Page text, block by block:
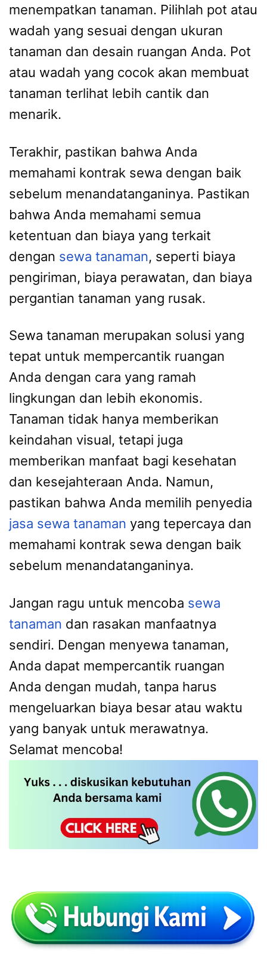
menempatkan tanaman. Pilihlah pot atau
wadah yang sesuai dengan ukuran
tanaman dan desain ruangan Anda. Pot
atau wadah yang cocok akan membuat
tanaman terlihat lebih cantik dan
menarik.
Terakhir, pastikan bahwa Anda
memahami kontrak sewa dengan baik
sebelum menandatanganinya. Pastikan
bahwa Anda memahami semua
ketentuan dan biaya yang terkait
dengan sewa tanaman, seperti biaya
pengiriman, biaya perawatan, dan biaya
pergantian tanaman yang rusak.
Sewa tanaman merupakan solusi yang
tepat untuk mempercantik ruangan
Anda dengan cara yang ramah
lingkungan dan lebih ekonomis.
Tanaman tidak hanya memberikan
keindahan visual, tetapi juga
memberikan manfaat bagi kesehatan
dan kesejahteraan Anda. Namun,
pastikan bahwa Anda memilih penyedia
jasa sewa tanaman yang tepercaya dan
memahami kontrak sewa dengan baik
sebelum menandatanganinya.
Jangan ragu untuk mencoba sewa
tanaman dan rasakan manfaatnya
sendiri. Dengan menyewa tanaman,
Anda dapat mempercantik ruangan
Anda dengan mudah, tanpa harus
mengeluarkan biaya besar atau waktu
yang banyak untuk merawatnya.
Selamat mencoba!